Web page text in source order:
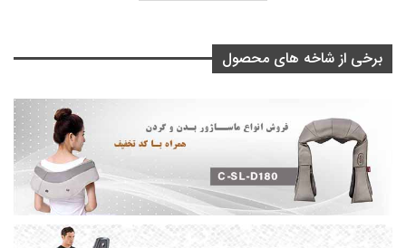
برخی از شاخه های محصول